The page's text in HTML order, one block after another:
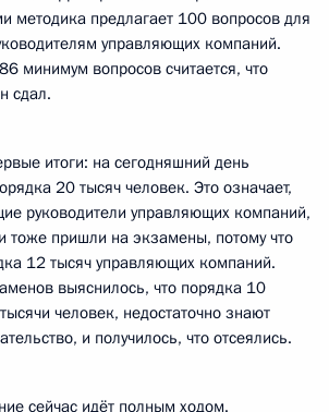
методика предлагает 100 вопросов для
управляющих компаний.
минимум вопросов считается, что
сдал.
итоги: на сегодняшний день
20 тысяч человек. Это означает,
руководители управляющих компаний,
тоже пришли на экзамены, потому что
12 тысяч управляющих компаний.
выяснилось, что порядка 10
человек, недостаточно знают
и получилось, что отсеялись.
сейчас идёт полным ходом.